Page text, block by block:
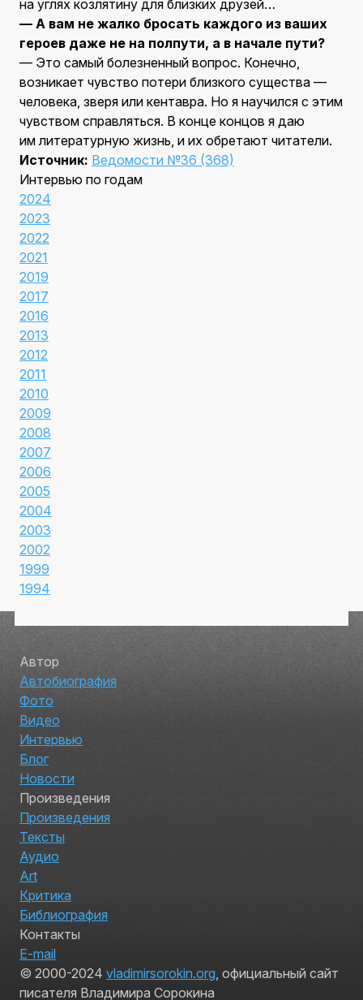
на углях козлятину для близких друзей…
— А вам не жалко бросать каждого из ваших
героев даже не на полпути, а в начале пути?
— Это самый болезненный вопрос. Конечно,
возникает чувство потери близкого существа —
человека, зверя или кентавра. Но я научился с этим
чувством справляться. В конце концов я даю
им литературную жизнь, и их обретают читатели.
Источник: Ведомости №36 (368)
Интервью по годам
2024
2023
2022
2021
2019
2017
2016
2013
2012
2011
2010
2009
2008
2007
2006
2005
2004
2003
2002
1999
1994
Автор
Автобиография
Фото
Видео
Интервью
Блог
Новости
Произведения
Произведения
Тексты
Аудио
Art
Критика
Библиография
Контакты
E-mail
© 2000-2024 vladimirsorokin.org , официальный сайт
писателя Владимира Сорокина